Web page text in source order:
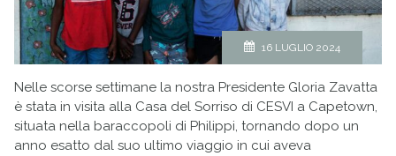
16 LUGLIO 2024
Nelle scorse settimane la nostra Presidente Gloria Zavatta
è stata in visita alla Casa del Sorriso di CESVI a Capetown,
situata nella baraccopoli di Philippi, tornando dopo un
anno esatto dal suo ultimo viaggio in cui aveva